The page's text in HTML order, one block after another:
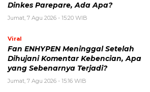
Dinkes Parepare, Ada Apa?
Jumat, 7 Agu 2026 - 15:20 WIB
Viral
Fan ENHYPEN Meninggal Setelah
Dihujani Komentar Kebencian, Apa
yang Sebenarnya Terjadi?
Jumat, 7 Agu 2026 - 15:16 WIB